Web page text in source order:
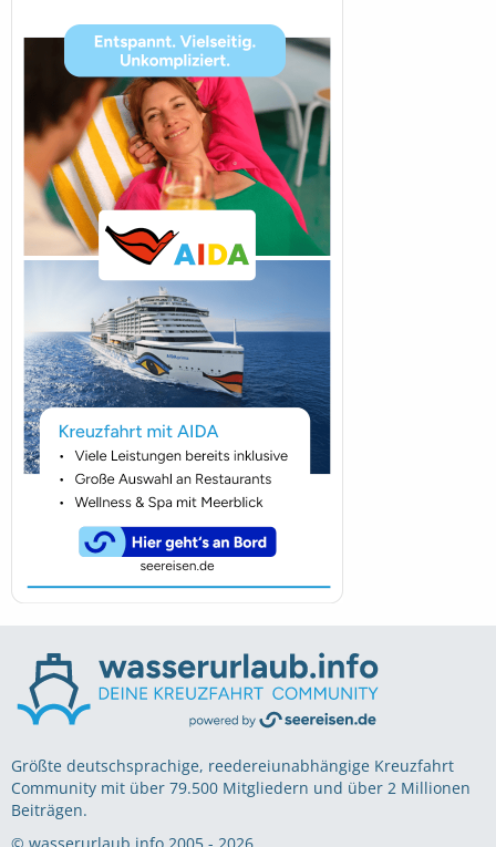
Größte deutschsprachige, reedereiunabhängige Kreuzfahrt
Community mit über 79.500 Mitgliedern und über 2 Millionen
Beiträgen.